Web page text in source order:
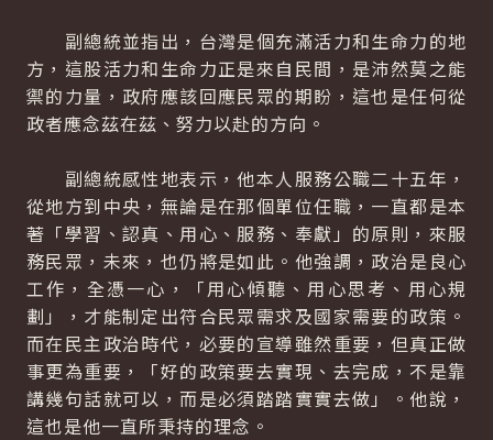
副總統並指出，台灣是個充滿活力和生命力的地
方，這股活力和生命力正是來自民間，是沛然莫之能
禦的力量，政府應該回應民眾的期盼，這也是任何從
政者應念茲在茲、努力以赴的方向。
副總統感性地表示，他本人服務公職二十五年，
從地方到中央，無論是在那個單位任職，一直都是本
著「學習、認真、用心、服務、奉獻」的原則，來服
務民眾，未來，也仍將是如此。他強調，政治是良心
工作，全憑一心，「用心傾聽、用心思考、用心規
劃」，才能制定出符合民眾需求及國家需要的政策。
而在民主政治時代，必要的宣導雖然重要，但真正做
事更為重要，「好的政策要去實現、去完成，不是靠
講幾句話就可以，而是必須踏踏實實去做」。他說，
這也是他一直所秉持的理念。